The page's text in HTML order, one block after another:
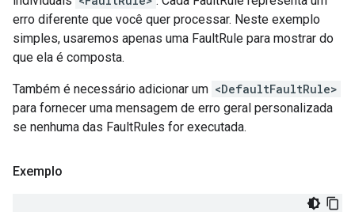
erro diferente que você quer processar. Neste exemplo
simples, usaremos apenas uma FaultRule para mostrar do
que ela é composta.
Também é necessário adicionar um <DefaultFaultRule>
para fornecer uma mensagem de erro geral personalizada
se nenhuma das FaultRules for executada.
Exemplo